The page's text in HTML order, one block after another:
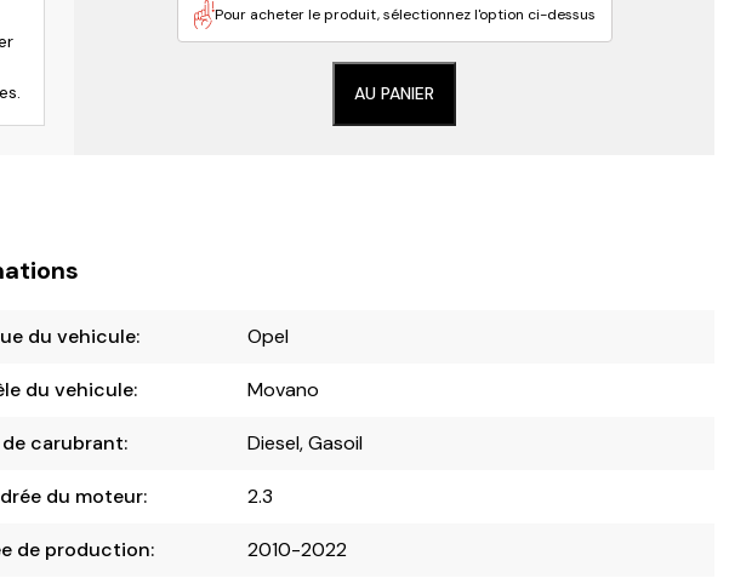
Pour acheter le produit, sélectionnez l'option ci-dessus
AU PANIER
du vehicule: Opel
du vehicule: Movano
de carubrant: Diesel, Gasoil
du moteur: 2.3
de production: 2010-2022